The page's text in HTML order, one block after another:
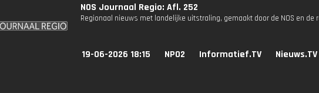
NOS Journaal Regio: Afl. 252
Regionaal nieuws met landelijke uitstraling, gemaakt door de NOS en de
19-06-2026 18:15 NPO2 Informatief.TV Nieuws.TV